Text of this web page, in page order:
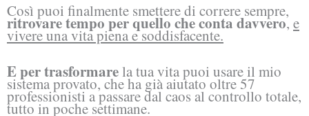
Così puoi finalmente smettere di correre sempre,
ritrovare tempo per quello che conta davvero, e
vivere una vita piena e soddisfacente.
E per trasformarela tua vita puoi usare il mio
sistema provato, che ha già aiutato oltre 57
professionisti a passare dal caos al controllo totale,
tutto in poche settimane.